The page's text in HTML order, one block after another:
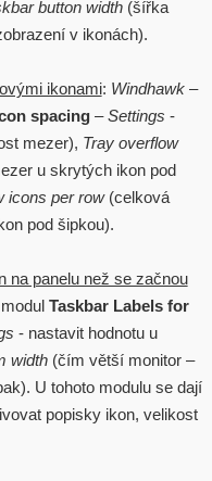
button width(šířka
v ikonách).
ikonami: Windhawk–
spacing–Settings -
mezer), Tray overflow
u skrytých ikon pod
icons per row(celková
pod šipkou).
na panelu než se začnou
Taskbar Labels for
- nastavit hodnotu u
width(čím větší monitor –
U tohoto modulu se dají
popisky ikon, velikost